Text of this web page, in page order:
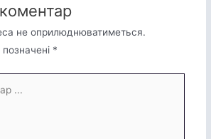
не оприлюднюватиметься.
позначені *